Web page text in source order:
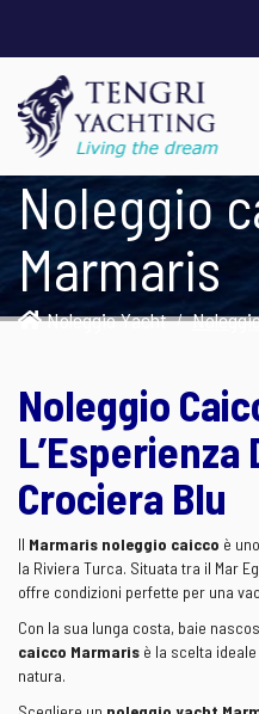
Noleggio
Marmaris
Noleggio Yacht
Noleggio
Crociera Blu
Il Marmaris noleggio caicco è
la Riviera Turca. Situata tra il Mar
offre condizioni perfette per una
Con la sua lunga costa, baie
caicco Marmaris è la scelta
natura.